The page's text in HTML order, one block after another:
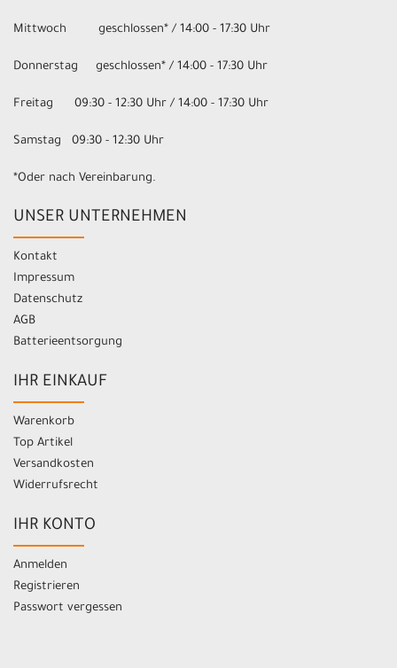
Mittwoch geschlossen* / 14:00 - 17:30 Uhr
Donnerstag geschlossen* / 14:00 - 17:30 Uhr
Freitag 09:30 - 12:30 Uhr / 14:00 - 17:30 Uhr
Samstag 09:30 - 12:30 Uhr
*Oder nach Vereinbarung.
UNSER UNTERNEHMEN
Kontakt
Impressum
Datenschutz
AGB
Batterieentsorgung
IHR EINKAUF
Warenkorb
Top Artikel
Versandkosten
Widerrufsrecht
IHR KONTO
Anmelden
Registrieren
Passwort vergessen